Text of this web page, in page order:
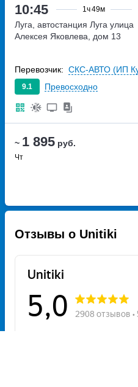
10:45 1ч49м
~ 1 895 руб.
Чт
Луга, автостанция Луга улица
Алексея Яковлева, дом 13
9.1 Превосходно
Перевозчик: СКС-АВТО (ИП
Отзывы о Unitiki